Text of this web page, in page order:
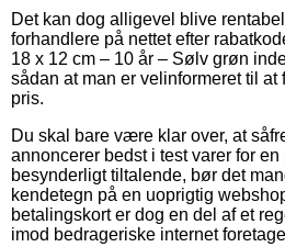
Det kan dog alligevel blive
forhandlere på nettet efter
18 x 12 cm – 10 år – Sølv grøn
sådan at man er velinformeret til at
pris.
Du skal bare være klar over, at
annoncerer bedst i test varer for
besynderligt tiltalende, bør det
kendetegn på en uoprigtig
betalingskort er dog en del af et
imod bedrageriske internet